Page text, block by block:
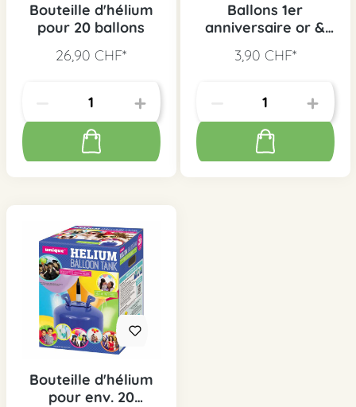
Bouteille d'hélium
pour 20 ballons
26,90 CHF*
Ballons 1er
anniversaire or &
3,90 CHF*
Bouteille d'hélium
pour env. 20